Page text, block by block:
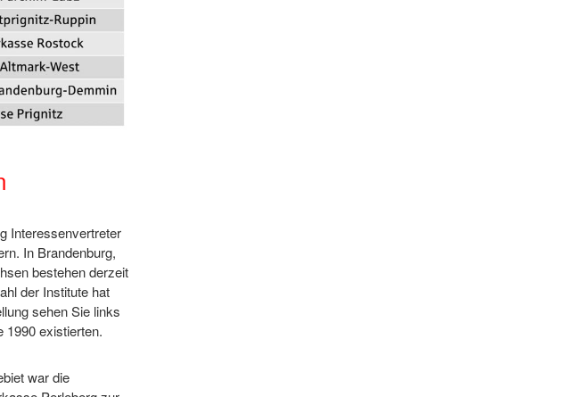
Interessenvertreter
In Brandenburg,
bestehen derzeit
der Institute hat
sehen Sie links
1990 existierten.
war die